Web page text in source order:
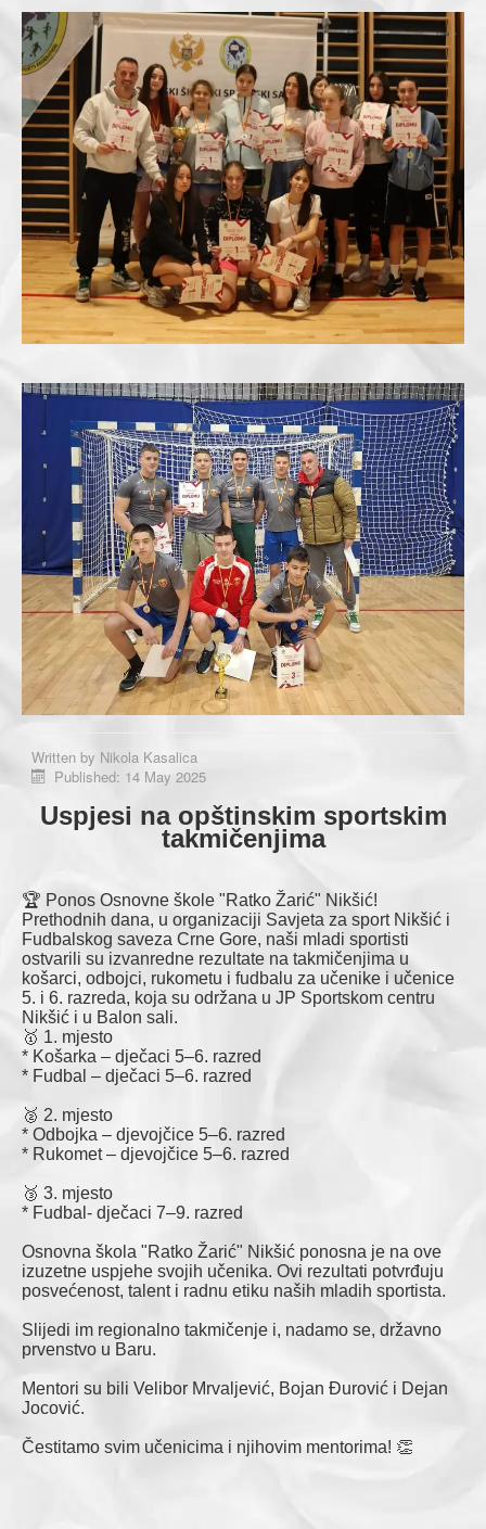
Written by Nikola Kasalica
Published: 14 May 2025
Uspjesi na opštinskim sportskim
takmičenjima
🏆 Ponos Osnovne škole "Ratko Žarić" Nikšić!
Prethodnih dana, u organizaciji Savjeta za sport Nikšić i
Fudbalskog saveza Crne Gore, naši mladi sportisti
ostvarili su izvanredne rezultate na takmičenjima u
košarci, odbojci, rukometu i fudbalu za učenike i učenice
5. i 6. razreda, koja su održana u JP Sportskom centru
Nikšić i u Balon sali.
🥇 1. mjesto
* Košarka – dječaci 5–6. razred
* Fudbal – dječaci 5–6. razred
🥈 2. mjesto
* Odbojka – djevojčice 5–6. razred
* Rukomet – djevojčice 5–6. razred
🥉 3. mjesto
* Fudbal- dječaci 7–9. razred
Osnovna škola "Ratko Žarić" Nikšić ponosna je na ove
izuzetne uspjehe svojih učenika. Ovi rezultati potvrđuju
posvećenost, talent i radnu etiku naših mladih sportista.
Slijedi im regionalno takmičenje i, nadamo se, državno
prvenstvo u Baru.
Mentori su bili Velibor Mrvaljević, Bojan Ðurović i Dejan
Jocović.
Čestitamo svim učenicima i njihovim mentorima! 👏